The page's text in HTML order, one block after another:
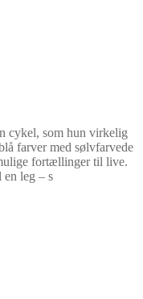
cykel, som hun virkelig
farver med sølvfarvede
fortællinger til live.
leg – s